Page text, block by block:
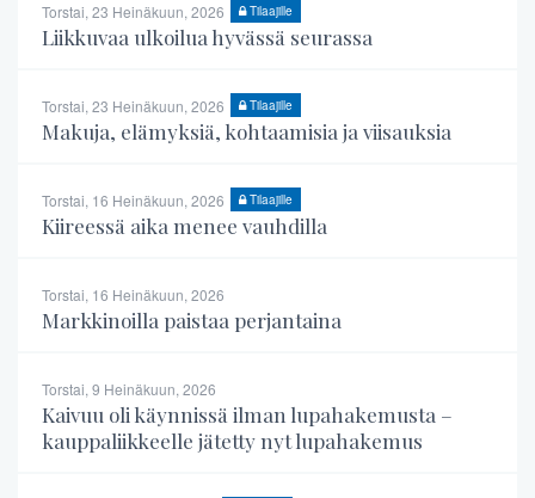
Torstai, 23 Heinäkuun, 2026 Tilaajille
Liikkuvaa ulkoilua hyvässä seurassa
Torstai, 23 Heinäkuun, 2026 Tilaajille
Makuja, elämyksiä, kohtaamisia ja viisauksia
Torstai, 16 Heinäkuun, 2026 Tilaajille
Kiireessä aika menee vauhdilla
Torstai, 16 Heinäkuun, 2026
Markkinoilla paistaa perjantaina
Torstai, 9 Heinäkuun, 2026
Kaivuu oli käynnissä ilman lupahakemusta –
kauppaliikkeelle jätetty nyt lupahakemus